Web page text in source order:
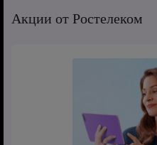
Акции от Ростелеком